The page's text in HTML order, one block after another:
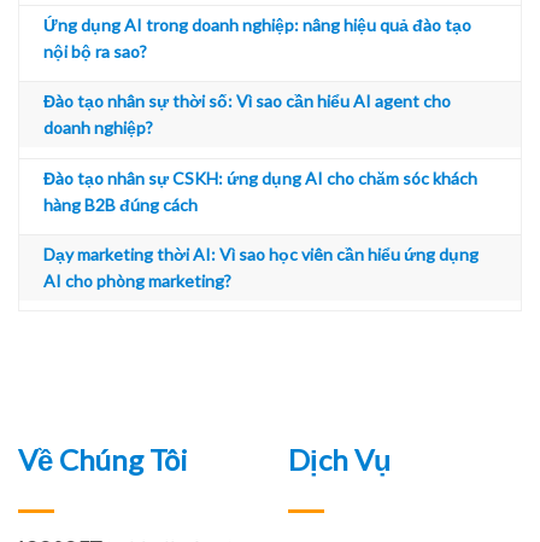
Ứng dụng AI trong doanh nghiệp: nâng hiệu quả đào tạo
nội bộ ra sao?
Đào tạo nhân sự thời số: Vì sao cần hiểu AI agent cho
doanh nghiệp?
Đào tạo nhân sự CSKH: ứng dụng AI cho chăm sóc khách
hàng B2B đúng cách
Dạy marketing thời AI: Vì sao học viên cần hiểu ứng dụng
AI cho phòng marketing?
Về Chúng Tôi Dịch Vụ